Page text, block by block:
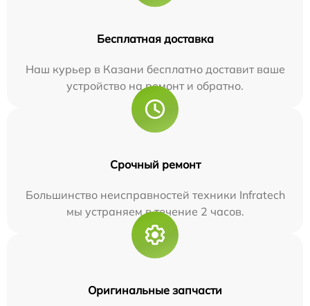
Бесплатная доставка
Наш курьер в Казани бесплатно доставит ваше
устройство на ремонт и обратно.
Срочный ремонт
Большинство неисправностей техники Infratech
мы устраняем в течение 2 часов.
Оригинальные запчасти